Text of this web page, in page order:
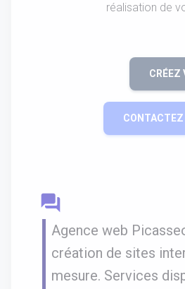
réalisation de
CRÉEZ
CONTACTEZ
question_answer
Agence web
création de sites
mesure. Services